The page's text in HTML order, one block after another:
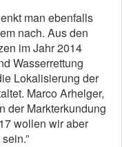
man ebenfalls
nach. Aus den
im Jahr 2014
Wasserrettung
Lokalisierung der
Marco Arhelger,
der Markterkundung
wollen wir aber